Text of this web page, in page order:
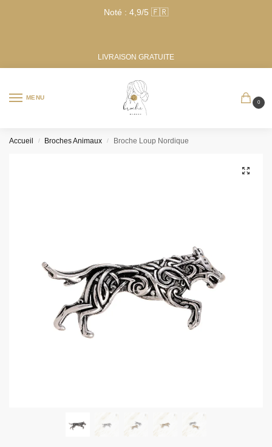
Noté : 4,9/5 🇫🇷
LIVRAISON GRATUITE
MENU
0
Accueil / Broches Animaux / Broche Loup Nordique